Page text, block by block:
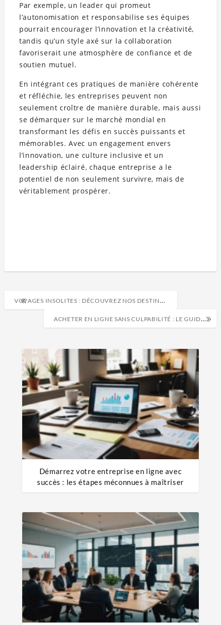
Par exemple, un leader qui promeut
l’autonomisation et responsabilise ses équipes
pourrait encourager l’innovation et la créativité,
tandis qu’un style axé sur la collaboration
favoriserait une atmosphère de confiance et de
soutien mutuel.
En intégrant ces pratiques de manière cohérente
et réfléchie, les entreprises peuvent non
seulement croître de manière durable, mais aussi
se démarquer sur le marché mondial en
transformant les défis en succès puissants et
mémorables. Avec un engagement envers
l’innovation, une culture inclusive et un
leadership éclairé, chaque entreprise a le
potentiel de non seulement survivre, mais de
véritablement prospérer.
VOYAGES INSOLITES : DÉCOUVREZ NOS DESTINATIONS DE RÊVE INATTENDUES
ACHETER EN LIGNE SANS CULPABILITÉ : LE GUIDE DU SHOPPING DURABLE
Démarrez votre entreprise en ligne avec
succès : les étapes méconnues à maîtriser